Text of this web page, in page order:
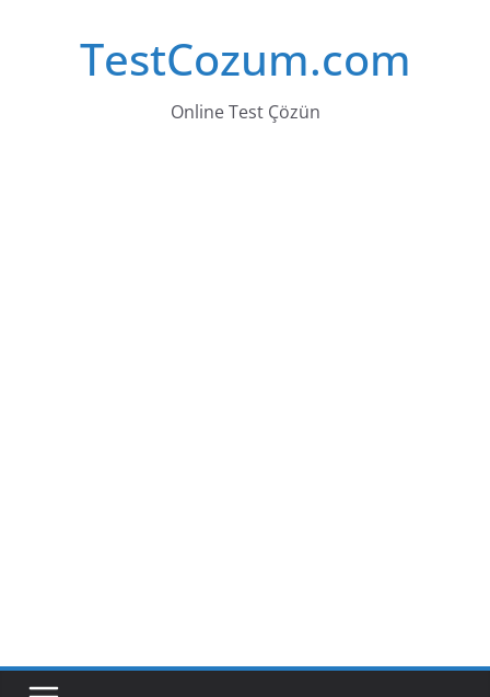
TestCozum.com
Online Test Çözün